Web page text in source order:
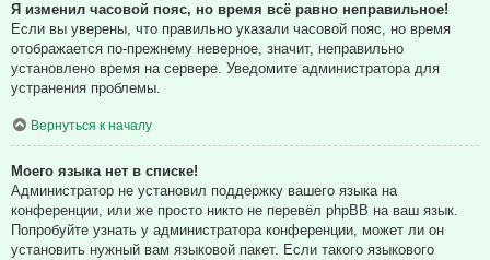
Я изменил часовой пояс, но время всё равно неправильное!
Если вы уверены, что правильно указали часовой пояс, но время
отображается по-прежнему неверное, значит, неправильно
установлено время на сервере. Уведомите администратора для
устранения проблемы.
Вернуться к началу
Моего языка нет в списке!
Администратор не установил поддержку вашего языка на
конференции, или же просто никто не перевёл phpBB на ваш язык.
Попробуйте узнать у администратора конференции, может ли он
установить нужный вам языковой пакет. Если такого языкового